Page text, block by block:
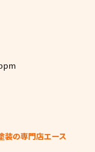
装の専門店エース